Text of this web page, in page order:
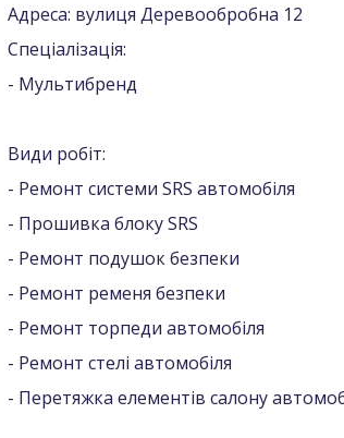
Адреса: вулиця Деревообробна 12
Спеціалізація:
- Мультибренд
Види робіт:
- Ремонт системи SRS автомобіля
- Прошивка блоку SRS
- Ремонт подушок безпеки
- Ремонт ременя безпеки
- Ремонт торпеди автомобіля
- Ремонт стелі автомобіля
- Перетяжка елементів салону